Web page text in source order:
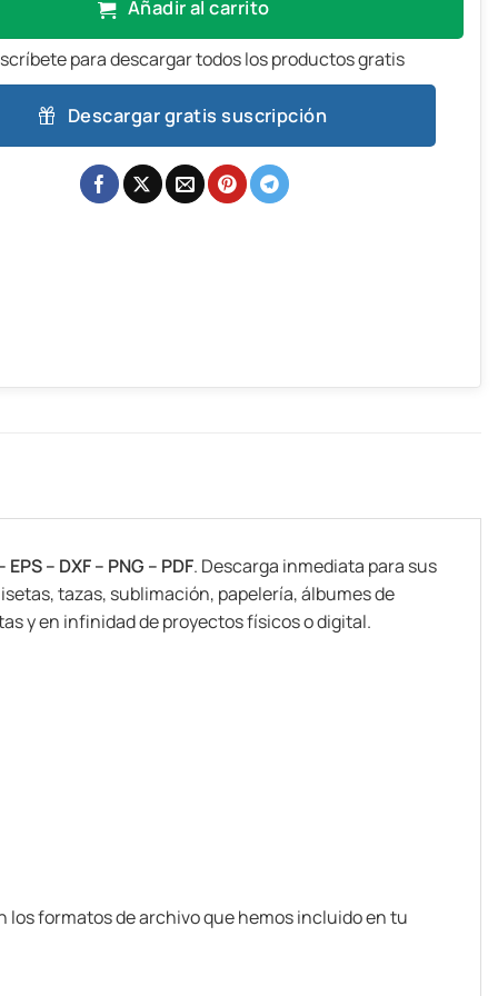
Añadir al carrito
para descargar todos los productos gratis
Descargar gratis suscripción
EPS – DXF – PNG – PDF. Descarga inmediata para sus
tazas, sublimación, papelería, álbumes de
y en infinidad de proyectos físicos o digital.
formatos de archivo que hemos incluido en tu